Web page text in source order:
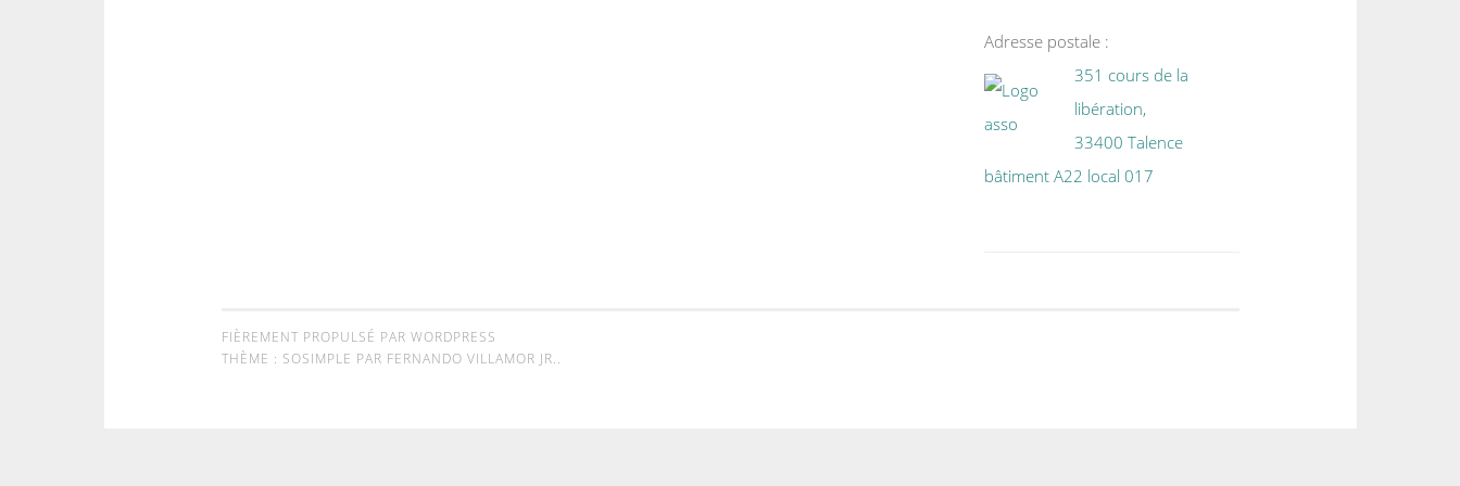
Adresse postale :
351 cours de la
libération,
33400 Talence
bâtiment A22 local 017
FIÈREMENT PROPULSÉ PAR WORDPRESS
THÈME : SOSIMPLE PAR FERNANDO VILLAMOR JR..